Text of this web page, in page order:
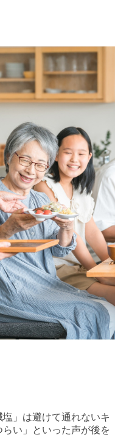
」は避けて通れないキ
い」といった声が後を